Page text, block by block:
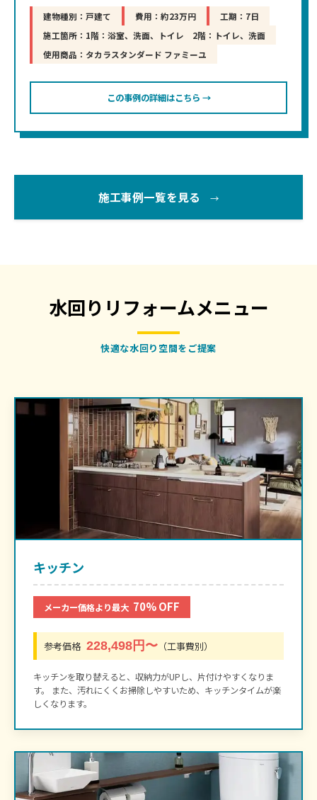
建物種別：戸建て 費用：約23万円
工期：7日
施工箇所：1階：浴室、洗面、トイレ 2階：トイレ、洗面
使用商品：タカラスタンダード ファミーユ
この事例の詳細はこちら →
施工事例一覧を見る →
水回りリフォームメニュー
快適な水回り空間をご提案
キッチン
メーカー価格より最大 70% OFF
参考価格 228,498円〜 （工事費別）
キッチンを取り替えると、収納力がUPし、片付けやすくなりま
す。 また、汚れにくくお掃除しやすいため、キッチンタイムが楽
しくなります。